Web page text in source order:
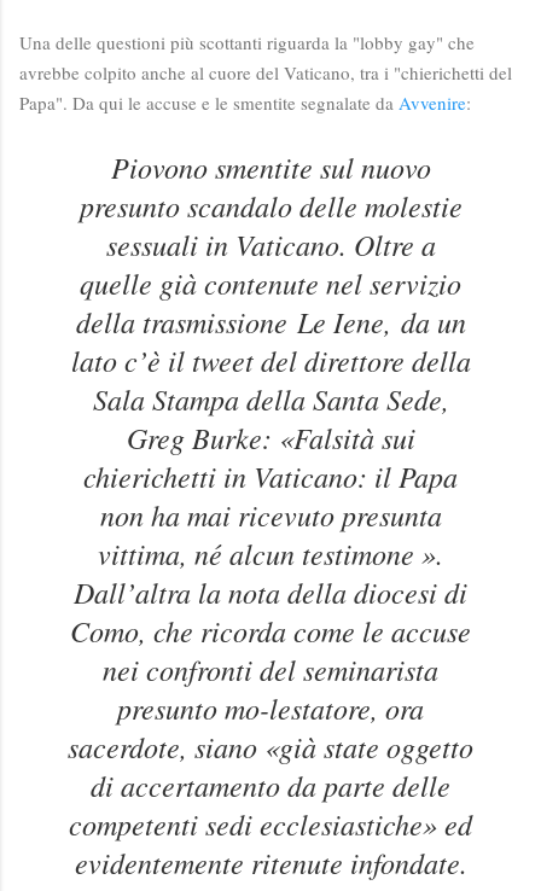
Una delle questioni più scottanti riguarda la "lobby gay" che
avrebbe colpito anche al cuore del Vaticano, tra i "chierichetti del
Papa". Da qui le accuse e le smentite segnalate da Avvenire:
Piovono smentite sul nuovo
presunto scandalo delle molestie
sessuali in Vaticano. Oltre a
quelle già contenute nel servizio
della trasmissione Le Iene, da un
lato c’è il tweet del direttore della
Sala Stampa della Santa Sede,
Greg Burke: «Falsità sui
chierichetti in Vaticano: il Papa
non ha mai ricevuto presunta
vittima, né alcun testimone ».
Dall’altra la nota della diocesi di
Como, che ricorda come le accuse
nei confronti del seminarista
presunto mo-lestatore, ora
sacerdote, siano «già state oggetto
di accertamento da parte delle
competenti sedi ecclesiastiche» ed
evidentemente ritenute infondate.